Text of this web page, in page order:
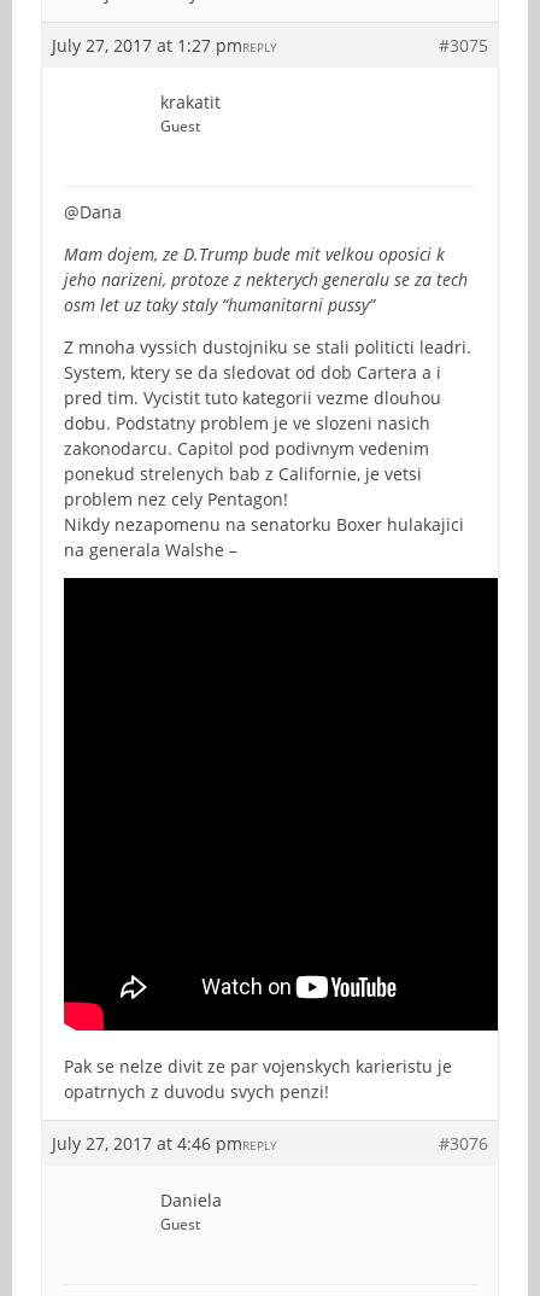
July 27, 2017 at 1:27 pm #3075
REPLY
krakatit
Guest
@Dana
Mam dojem, ze D.Trump bude mit velkou oposici k
jeho narizeni, protoze z nekterych generalu se za tech
osm let uz taky staly “humanitarni pussy”
Z mnoha vyssich dustojniku se stali politicti leadri.
System, ktery se da sledovat od dob Cartera a i
pred tim. Vycistit tuto kategorii vezme dlouhou
dobu. Podstatny problem je ve slozeni nasich
zakonodarcu. Capitol pod podivnym vedenim
ponekud strelenych bab z Californie, je vetsi
problem nez cely Pentagon!
Nikdy nezapomenu na senatorku Boxer hulakajici
na generala Walshe –
Pak se nelze divit ze par vojenskych karieristu je
opatrnych z duvodu svych penzi!
July 27, 2017 at 4:46 pm #3076
REPLY
Daniela
Guest